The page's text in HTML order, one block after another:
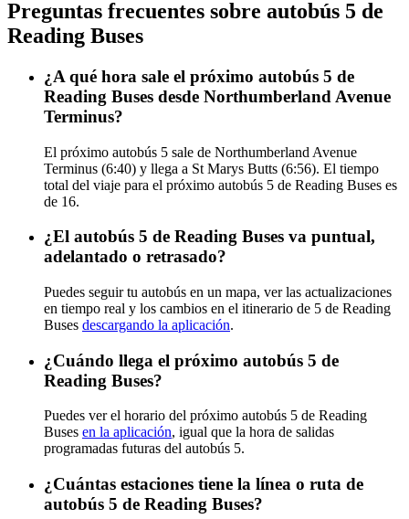
Preguntas frecuentes sobre autobús 5 de
Reading Buses
¿A qué hora sale el próximo autobús 5 de
Reading Buses desde Northumberland Avenue
Terminus?
El próximo autobús 5 sale de Northumberland Avenue
Terminus (6:40) y llega a St Marys Butts (6:56). El tiempo
total del viaje para el próximo autobús 5 de Reading Buses es
de 16.
¿El autobús 5 de Reading Buses va puntual,
adelantado o retrasado?
Puedes seguir tu autobús en un mapa, ver las actualizaciones
en tiempo real y los cambios en el itinerario de 5 de Reading
Buses descargando la aplicación.
¿Cuándo llega el próximo autobús 5 de
Reading Buses?
Puedes ver el horario del próximo autobús 5 de Reading
Buses en la aplicación, igual que la hora de salidas
programadas futuras del autobús 5.
¿Cuántas estaciones tiene la línea o ruta de
autobús 5 de Reading Buses?